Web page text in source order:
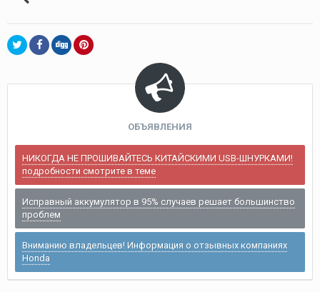
ОБЪЯВЛЕНИЯ
НИКОГДА НЕ ПРОШИВАЙТЕСЬ КИТАЙСКИМИ USB-ШНУРКАМИ!
подробности смотрите в теме
Исправный аккумулятор в 95% случаев решает большинство
проблем
Вниманию владельцев! Информация о отзывных компаниях
Honda